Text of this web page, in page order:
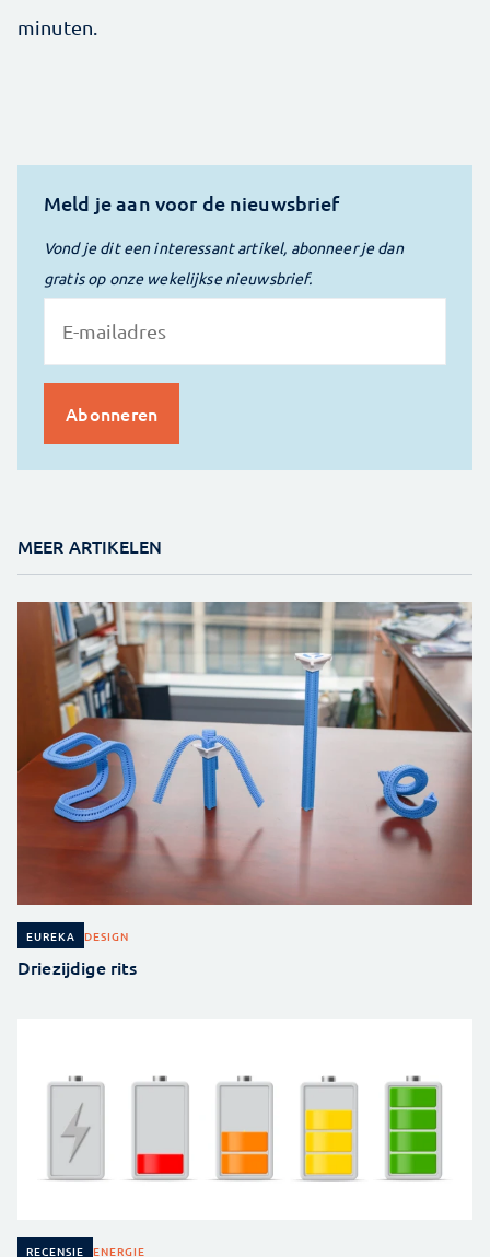
minuten.
Meld je aan voor de nieuwsbrief
Vond je dit een interessant artikel, abonneer je dan
gratis op onze wekelijkse nieuwsbrief.
MEER ARTIKELEN
EUREKA DESIGN
Driezijdige rits
RECENSIE ENERGIE